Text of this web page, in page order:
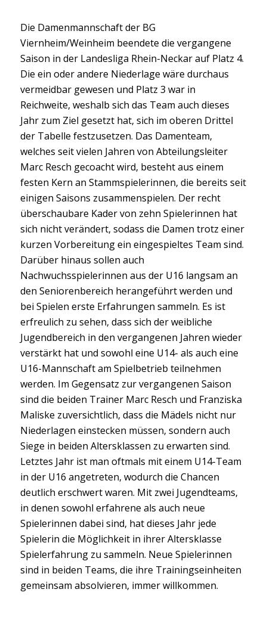
Die Damenmannschaft der BG
Viernheim/Weinheim beendete die vergangene
Saison in der Landesliga Rhein-Neckar auf Platz 4.
Die ein oder andere Niederlage wäre durchaus
vermeidbar gewesen und Platz 3 war in
Reichweite, weshalb sich das Team auch dieses
Jahr zum Ziel gesetzt hat, sich im oberen Drittel
der Tabelle festzusetzen. Das Damenteam,
welches seit vielen Jahren von Abteilungsleiter
Marc Resch gecoacht wird, besteht aus einem
festen Kern an Stammspielerinnen, die bereits seit
einigen Saisons zusammenspielen. Der recht
überschaubare Kader von zehn Spielerinnen hat
sich nicht verändert, sodass die Damen trotz einer
kurzen Vorbereitung ein eingespieltes Team sind.
Darüber hinaus sollen auch
Nachwuchsspielerinnen aus der U16 langsam an
den Seniorenbereich herangeführt werden und
bei Spielen erste Erfahrungen sammeln. Es ist
erfreulich zu sehen, dass sich der weibliche
Jugendbereich in den vergangenen Jahren wieder
verstärkt hat und sowohl eine U14- als auch eine
U16-Mannschaft am Spielbetrieb teilnehmen
werden. Im Gegensatz zur vergangenen Saison
sind die beiden Trainer Marc Resch und Franziska
Maliske zuversichtlich, dass die Mädels nicht nur
Niederlagen einstecken müssen, sondern auch
Siege in beiden Altersklassen zu erwarten sind.
Letztes Jahr ist man oftmals mit einem U14-Team
in der U16 angetreten, wodurch die Chancen
deutlich erschwert waren. Mit zwei Jugendteams,
in denen sowohl erfahrene als auch neue
Spielerinnen dabei sind, hat dieses Jahr jede
Spielerin die Möglichkeit in ihrer Altersklasse
Spielerfahrung zu sammeln. Neue Spielerinnen
sind in beiden Teams, die ihre Trainingseinheiten
gemeinsam absolvieren, immer willkommen.